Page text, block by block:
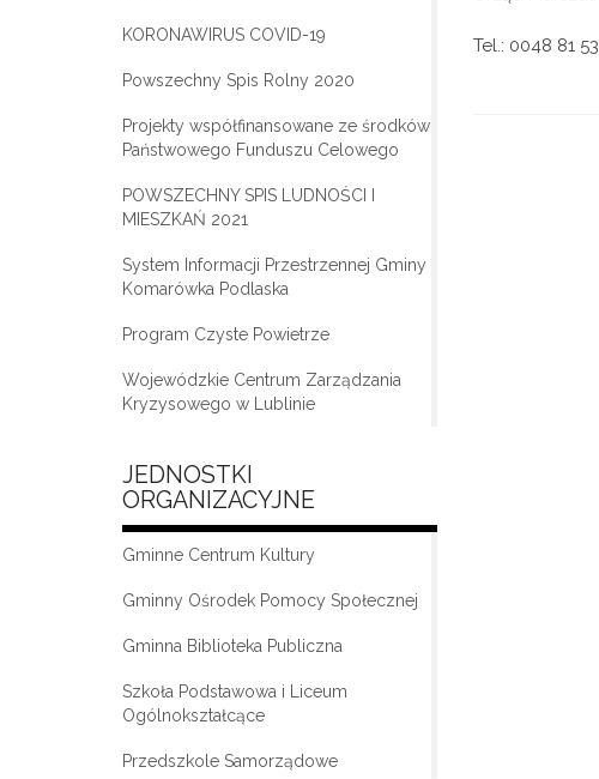
KORONAWIRUS COVID-19
Powszechny Spis Rolny 2020
Projekty współfinansowane ze środków
Państwowego Funduszu Celowego
POWSZECHNY SPIS LUDNOŚCI I
MIESZKAŃ 2021
System Informacji Przestrzennej Gminy
Komarówka Podlaska
Program Czyste Powietrze
Wojewódzkie Centrum Zarządzania
Kryzysowego w Lublinie
JEDNOSTKI
ORGANIZACYJNE
Gminne Centrum Kultury
Gminny Ośrodek Pomocy Społecznej
„Moda na seniora – klub seniora w
Gminna Biblioteka Publiczna
Szkoła Podstawowa i Liceum
Ogólnokształcące
Przedszkole Samorządowe
Tel.: 0048 81